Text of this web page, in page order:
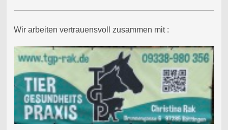
Wir arbeiten vertrauensvoll zusammen mit :